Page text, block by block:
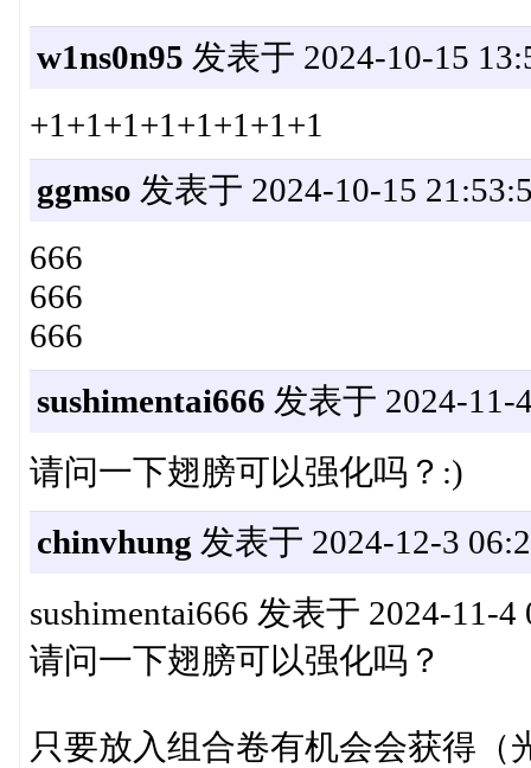
w1ns0n95 发表于 2024-10-15
+1+1+1+1+1+1+1+1
ggmso 发表于 2024-10-15
666
666
666
sushimentai666 发表于 2024-11-
请问一下翅膀可以强化吗？:)
chinvhung 发表于 2024-12-3
sushimentai666 发表于 2024-11-4
请问一下翅膀可以强化吗？
只要放入组合卷有机会会获得（